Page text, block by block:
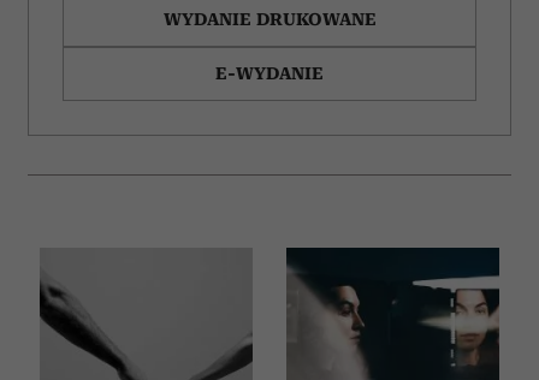
WYDANIE DRUKOWANE
E-WYDANIE